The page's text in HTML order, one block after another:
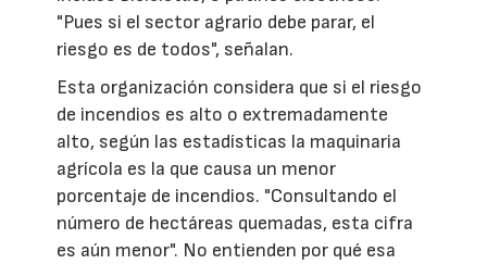
"Pues si el sector agrario debe parar, el
riesgo es de todos", señalan.
Esta organización considera que si el riesgo
de incendios es alto o extremadamente
alto, según las estadísticas la maquinaria
agrícola es la que causa un menor
porcentaje de incendios. "Consultando el
número de hectáreas quemadas, esta cifra
es aún menor". No entienden por qué esa